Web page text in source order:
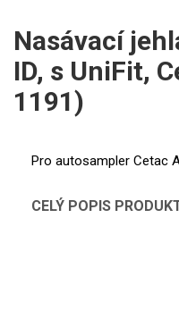
PERKINELMER
SHIMADZU
THERMO
ANALYTIK JENA
STANDARDY
UV-VIS FLUO
MS/SPM
Nasávací
ID, s UniFit,
1191)
Pro autosampler Cetac
CELÝ POPIS